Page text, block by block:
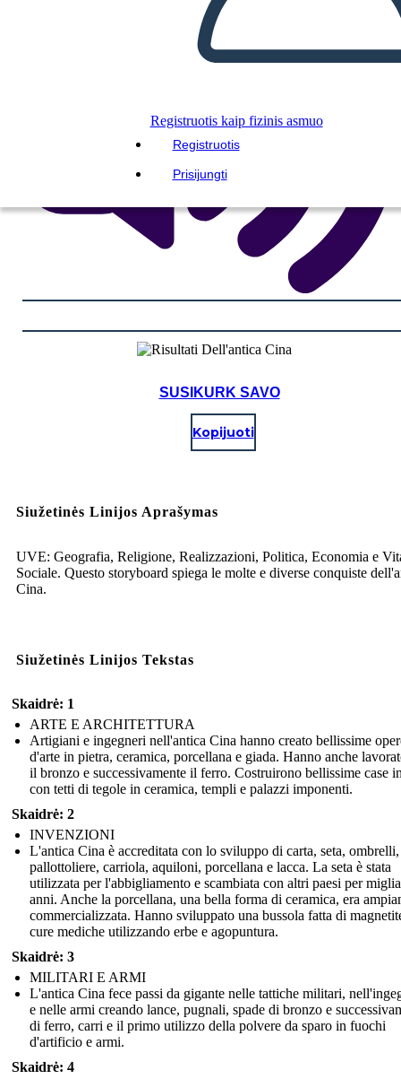
Registruotis kaip fizinis asmuo
Registruotis
Prisijungti
SUSIKURK SAVO
Kopijuoti
Siužetinės Linijos Aprašymas
UVE: Geografia, Religione, Realizzazioni, Politica, Economia e
Sociale. Questo storyboard spiega le molte e diverse conquiste
Cina.
Siužetinės Linijos Tekstas
Skaidrė: 1
ARTE E ARCHITETTURA
Artigiani e ingegneri nell'antica Cina hanno creato bellissime
d'arte in pietra, ceramica, porcellana e giada. Hanno anche
il bronzo e successivamente il ferro. Costruirono bellissime case
con tetti di tegole in ceramica, templi e palazzi imponenti.
Skaidrė: 2
INVENZIONI
L'antica Cina è accreditata con lo sviluppo di carta, seta, ombrelli,
pallottoliere, carriola, aquiloni, porcellana e lacca. La seta è stata
utilizzata per l'abbigliamento e scambiata con altri paesi per
anni. Anche la porcellana, una bella forma di ceramica, era
commercializzata. Hanno sviluppato una bussola fatta di
cure mediche utilizzando erbe e agopuntura.
Skaidrė: 3
MILITARI E ARMI
L'antica Cina fece passi da gigante nelle tattiche militari,
e nelle armi creando lance, pugnali, spade di bronzo e
di ferro, carri e il primo utilizzo della polvere da sparo in fuochi
d'artificio e armi.
Skaidrė: 4